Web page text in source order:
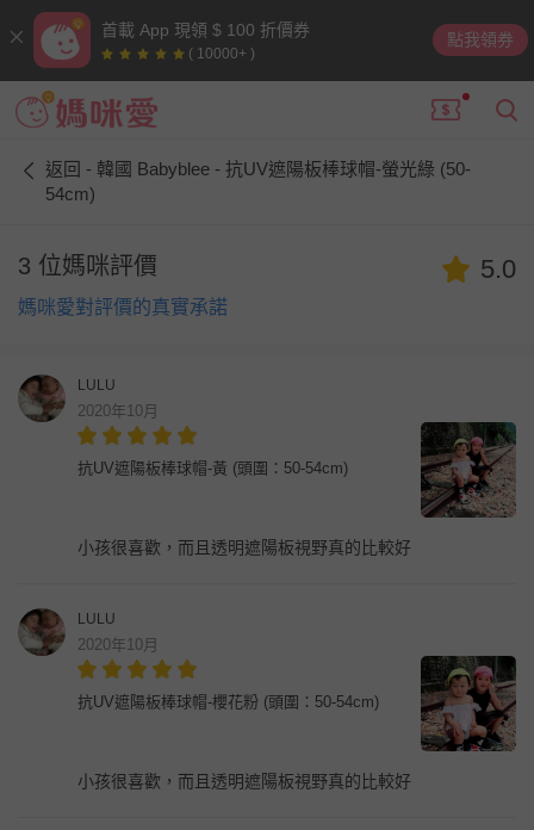
首載 App 現領 $ 100 折價券
( 10000+ )
點我領券
返回 - 韓國 Babyblee - 抗UV遮陽板棒球帽-螢光綠 (50-
54cm)
3 位媽咪評價
媽咪愛對評價的真實承諾
5.0
LULU
2020年10月
抗UV遮陽板棒球帽-黃 (頭圍：50-54cm)
小孩很喜歡，而且透明遮陽板視野真的比較好
LULU
2020年10月
抗UV遮陽板棒球帽-櫻花粉 (頭圍：50-54cm)
小孩很喜歡，而且透明遮陽板視野真的比較好